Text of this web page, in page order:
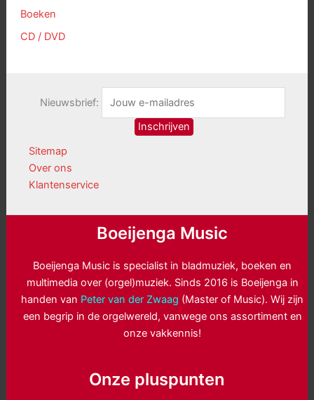
Boeken
CD / DVD
Nieuwsbrief:
Sitemap
Over ons
Klantenservice
Boeijenga Music
Boeijenga Music is specialist in bladmuziek, boeken en
multimedia over (orgel)muziek. Sinds 2016 is Boeijenga in
handen van Peter van der Zwaag (Master of Music). Wij zijn
een begrip in de orgelwereld, vanwege ons assortiment en
onze vakkennis!
Onze pluspunten